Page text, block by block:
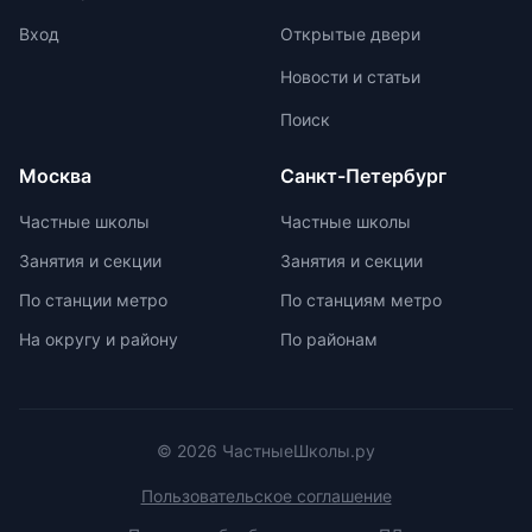
свои навыки и интересы.
начинается с национальных
соревнований, включая школьные,
тренировочные сборы,
интенсивные занятия, практикумы,
индивидуальные консультации.
Участие в международных
новый опыт, пройти серьезную
Вход Открытые двери
Новости и статьи
Поиск
Москва
Частные школы
Занятия и секции
По станции метро
На округу и району
Санкт-Петербург
Частные школы
Занятия и секции
По станциям метро
По районам
© 2026 ЧастныеШколы.ру
Пользовательское соглашение